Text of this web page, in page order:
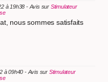
à 19h38 - Avis sur Stimulateur
nous sommes satisfaits
à 09h40 - Avis sur Stimulateur